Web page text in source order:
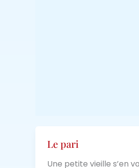
Le pari
Une petite vieille s’en